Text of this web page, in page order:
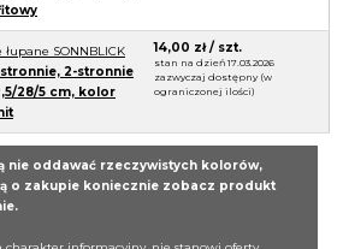
SONNBLICK
2-stronnie
28/5 cm, kolor
14,00 zł / szt.
stan na dzień 17.03.2026
zazwyczaj dostępny (w
ograniczonej ilości)
nie oddawać rzeczywistych kolorów,
o zakupie koniecznie zobacz produkt